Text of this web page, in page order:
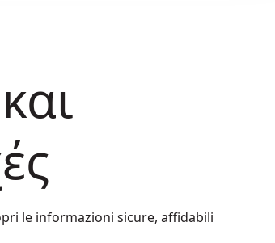
le informazioni sicure, affidabili